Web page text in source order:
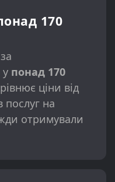
170
понад 170
ціни від
послуг на
отримували